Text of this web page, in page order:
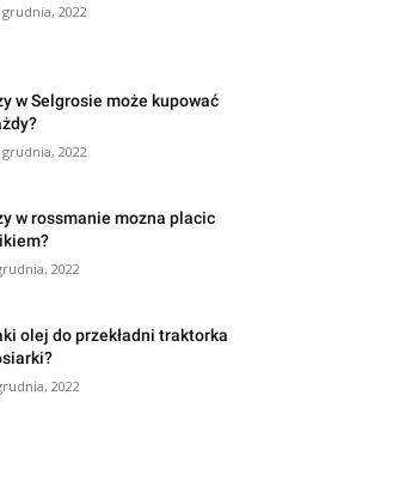
grudnia, 2022
w Selgrosie może kupować
grudnia, 2022
w rossmanie mozna placic
2022
olej do przekładni traktorka
2022